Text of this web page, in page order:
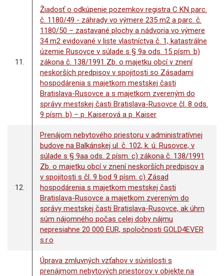
11.
Žiadosť o odkúpenie pozemkov registra C KN parc.
č. 1180/49 - záhrady vo výmere 235 m2 a parc. č.
1180/50 – zastavané plochy a nádvoria vo výmere
34 m2 evidované v liste vlastníctva č. 1, katastrálne
územie Rusovce v súlade s § 9a ods. 15 písm. b)
zákona č. 138/1991 Zb. o majetku obcí v znení
neskorších predpisov v spojitosti so Zásadami
hospodárenia s majetkom mestskej časti
Bratislava-Rusovce a s majetkom zvereným do
správy mestskej časti Bratislava-Rusovce čl. 8 ods.
9 písm. b) – p. Kaiserová a p. Kaiser
12.
Prenájom nebytového priestoru v administratívnej
budove na Balkánskej ul. č. 102, k. ú. Rusovce, v
súlade s § 9aa ods. 2 písm. c) zákona č. 138/1991
Zb. o majetku obcí v znení neskorších predpisov a
v spojitosti s čl. 9 bod 9 písm. c) Zásad
hospodárenia s majetkom mestskej časti
Bratislava-Rusovce a majetkom zvereným do
správy mestskej časti Bratislava-Rusovce, ak úhrn
súm nájomného počas celej doby nájmu
nepresiahne 20 000 EUR, spoločnosti GOLD4EVER
s.r.o
Úprava zmluvných vzťahov v súvislosti s
prenájmom nebytových priestorov v objekte na